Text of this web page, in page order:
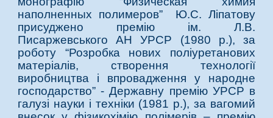
наполненных полимеров” Ю.С. Ліпатову
присуджено премію ім. Л.В.
Писаржевського АН УРСР (1980 р.), за
роботу “Розробка нових поліуретанових
матеріалів, створення технології
виробництва і впровадження у народне
господарство” - Державну премію УРСР в
галузі науки і техніки (1981 р.), за вагомий